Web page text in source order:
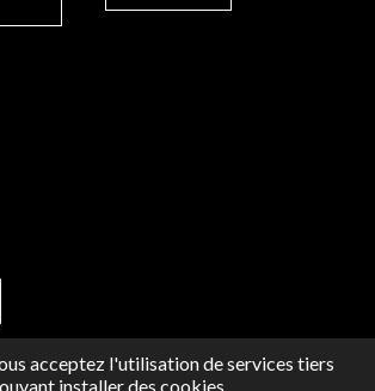
GENÈVE -IMPRESSUM
acceptez l'utilisation de services tiers
installer des cookies